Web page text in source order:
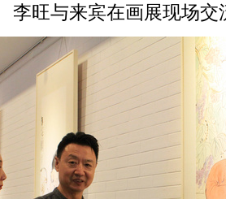
李旺与来宾在画展现场交